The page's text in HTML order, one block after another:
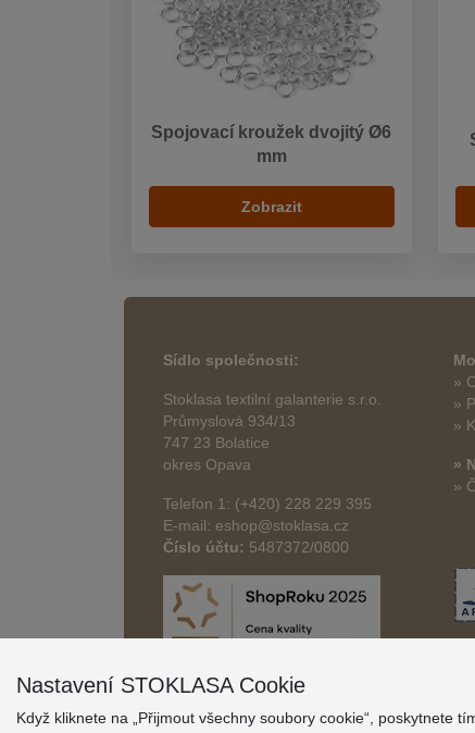
Spojovací kroužek dvojitý Ø6
mm
Zobrazit
Sídlo společnosti:
Stoklasa textilní galanterie s.r.o.
Průmyslová 934/13
747 23 Bolatice
okres Opava
Telefon 1: (+420) 228 229 395
E-mail: eshop@stoklasa.cz
Číslo účtu: 5487372/0800
»
»
»
»
»
Nastavení STOKLASA Cookie
Když kliknete na „Přijmout všechny soubory cookie“, poskytnete